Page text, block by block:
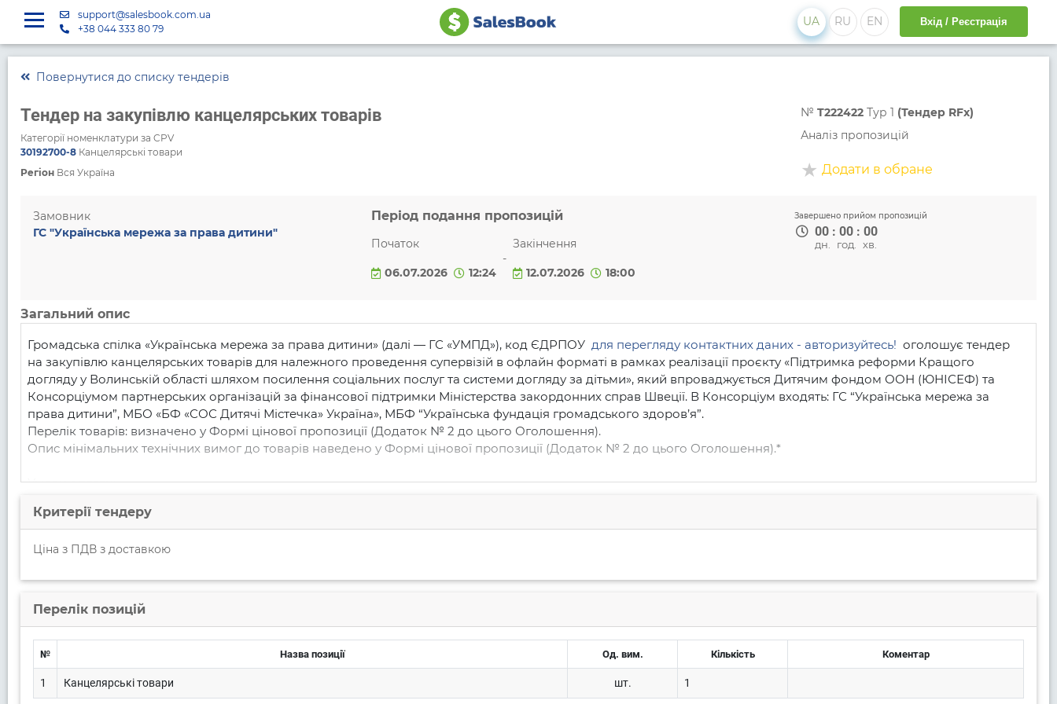
support@salesbook.com.ua
+38 044 333 80 79
UA RU EN Вхід / Реєстрація
Повернутися до списку тендерів
Тендер на закупівлю канцелярських товарів
Категорії номенклатури за CPV
30192700-8 Канцелярські товари
Регіон Вся Україна
№ T222422 Тур 1 (Тендер RFx)
Аналіз пропозицій
Додати в обране
Замовник
ГС "Українська мережа за права дитини"
Період подання пропозицій
Початок
06.07.2026 12:24
-
Закінчення
12.07.2026 18:00
Завершено прийом пропозицій
00 : 00 : 00
дн. год. хв.
Загальний опис
Громадська спілка «Українська мережа за права дитини» (далі — ГС «УМПД»), код ЄДРПОУ для перегляду контактних даних - авторизуйтесь! оголошує тендер
на закупівлю канцелярських товарів для належного проведення супервізій в офлайн форматі в рамках реалізації проєкту «Підтримка реформи Кращого
догляду у Волинській області шляхом посилення соціальних послуг та системи догляду за дітьми», який впроваджується Дитячим фондом ООН (ЮНІСЕФ) та
Консорціумом партнерських організацій за фінансової підтримки Міністерства закордонних справ Швеції. В Консорціум входять: ГС “Українська мережа за
права дитини”, МБО «БФ «СОС Дитячі Містечка» Україна», МБФ “Українська фундація громадського здоров’я”.
Перелік товарів: визначено у Формі цінової пропозиції (Додаток № 2 до цього Оголошення).
Опис мінімальних технічних вимог до товарів наведено у Формі цінової пропозиції (Додаток № 2 до цього Оголошення).*
Умови оплати:
накладних.
Вимоги до поставки товарів:
Оголошення);
товари, що постачатимуться, повинні відповідати обов’язковим вимогам якості та безпеки, передбаченим для товарів даного роду чинним законодавством
Умови поставки:
Товар повинен бути новим, без видимих недоліків, а саме: пошкоджень, потертостей, тріщин, подряпин, плям або розводів. Товар повинен мати відповідне
пакування, яке забезпечує цілісність товару та збереження його під час транспортування.
Критерії тендеру
Ціна з ПДВ з доставкою
Перелік позицій
№ Назва позиції Од. вим. Кількість Коментар
1 Канцелярські товари шт. 1